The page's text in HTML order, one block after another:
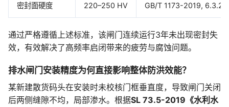
密封面硬度 220–250 HV GB/T 1173-2019, 6.3.2
通过严格遵循上述标准，该闸门连续运行3年未出现密封失
效，有效解决了高频率启闭带来的疲劳与腐蚀问题。
排水闸门安装精度为何直接影响整体防洪效能？
某新建散货码头在安装时未校核门框垂直度，导致闸门关闭
后两侧缝隙不均，局部渗水。根据SL 73.5-2019《水利水